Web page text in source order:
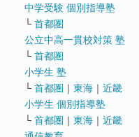
中学受験 個別指導塾
└ 首都圏
公立中高一貫校対策 塾
└ 首都圏
小学生 塾
└ 首都圏 ｜ 東海 ｜ 近畿
小学生 個別指導塾
└ 首都圏 ｜ 東海 ｜ 近畿